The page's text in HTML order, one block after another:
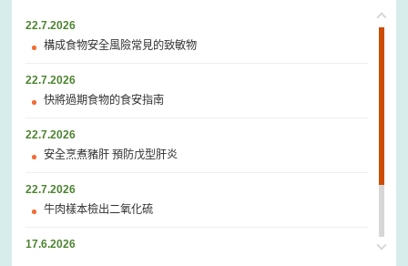
22.7.2026
構成食物安全風險常見的致敏物
22.7.2026
快將過期食物的食安指南
22.7.2026
安全烹煮豬肝 預防戊型肝炎
22.7.2026
牛肉樣本檢出二氧化硫
17.6.2026